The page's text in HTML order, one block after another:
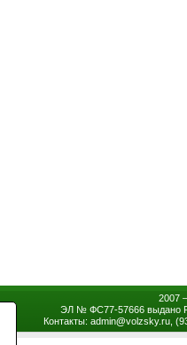
2007
ЭЛ № ФС77-57666 выдано
Контакты: admin@volzsky.ru,